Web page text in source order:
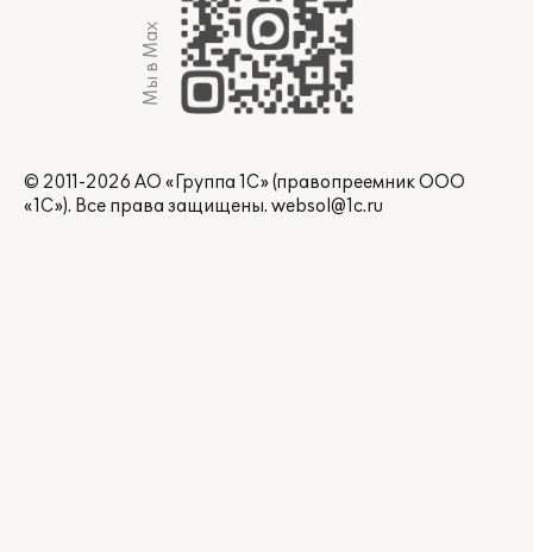
Мы в Max
© 2011-2026 АО «Группа 1С» (правопреемник ООО
«1С»). Все права защищены. websol@1c.ru